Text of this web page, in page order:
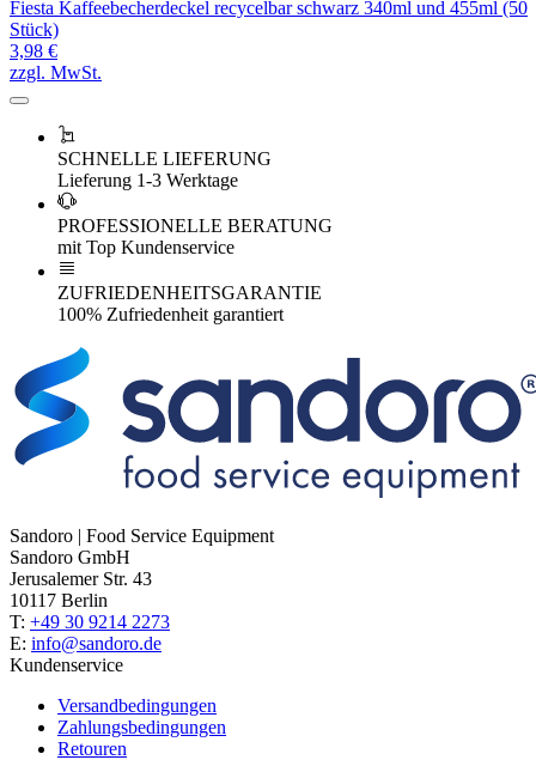
Fiesta Kaffeebecherdeckel recycelbar schwarz 340ml und 455ml (50
Stück)
3,98 €
zzgl. MwSt.
SCHNELLE LIEFERUNG
Lieferung 1-3 Werktage
PROFESSIONELLE BERATUNG
mit Top Kundenservice
ZUFRIEDENHEITSGARANTIE
100% Zufriedenheit garantiert
Sandoro | Food Service Equipment
Sandoro GmbH
Jerusalemer Str. 43
10117 Berlin
T: +49 30 9214 2273
E: info@sandoro.de
Kundenservice
Versandbedingungen
Zahlungsbedingungen
Retouren